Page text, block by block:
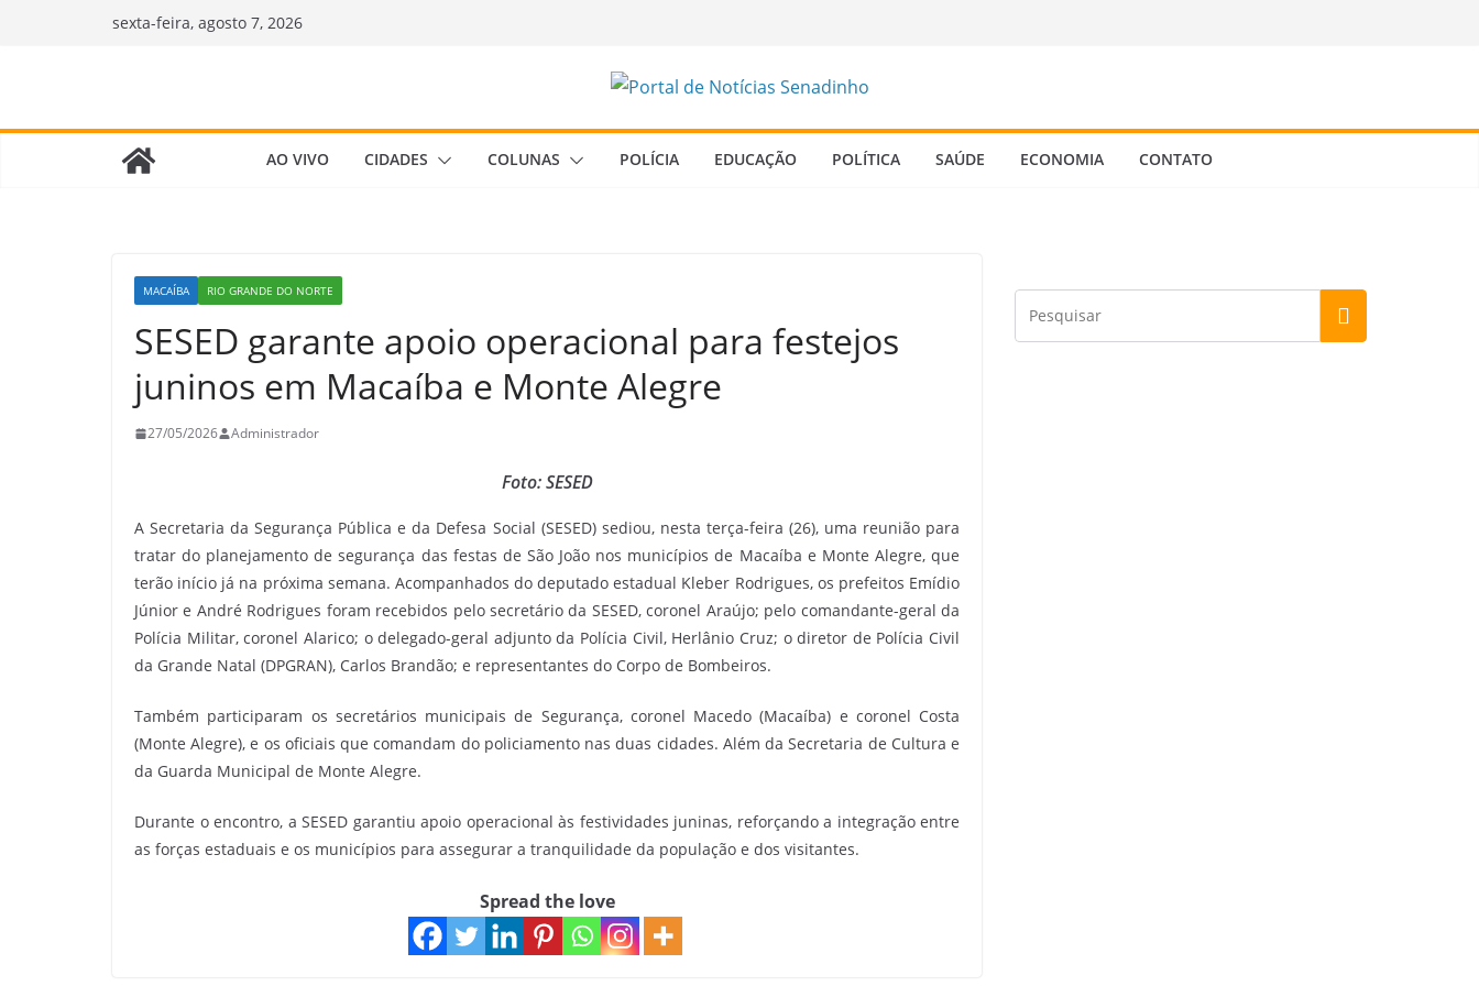
sexta-feira, agosto 7, 2026
AO VIVO CIDADES COLUNAS POLÍCIA EDUCAÇÃO POLÍTICA SAÚDE ECONOMIA CONTATO
MACAÍBA RIO GRANDE DO NORTE
SESED garante apoio operacional para festejos
juninos em Macaíba e Monte Alegre
27/05/2026 Administrador
Foto: SESED
A Secretaria da Segurança Pública e da Defesa Social (SESED) sediou, nesta terça-feira (26), uma reunião para
tratar do planejamento de segurança das festas de São João nos municípios de Macaíba e Monte Alegre, que
terão início já na próxima semana. Acompanhados do deputado estadual Kleber Rodrigues, os prefeitos Emídio
Júnior e André Rodrigues foram recebidos pelo secretário da SESED, coronel Araújo; pelo comandante-geral da
Polícia Militar, coronel Alarico; o delegado-geral adjunto da Polícia Civil, Herlânio Cruz; o diretor de Polícia Civil
da Grande Natal (DPGRAN), Carlos Brandão; e representantes do Corpo de Bombeiros.
Também participaram os secretários municipais de Segurança, coronel Macedo (Macaíba) e coronel Costa
(Monte Alegre), e os oficiais que comandam do policiamento nas duas cidades. Além da Secretaria de Cultura e
da Guarda Municipal de Monte Alegre.
Durante o encontro, a SESED garantiu apoio operacional às festividades juninas, reforçando a integração entre
as forças estaduais e os municípios para assegurar a tranquilidade da população e dos visitantes.
Spread the love